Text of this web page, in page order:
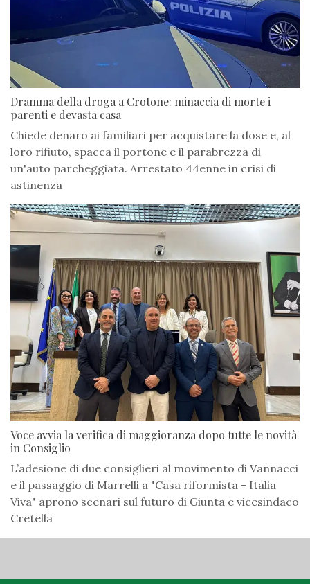
Dramma della droga a Crotone: minaccia di morte i
parenti e devasta casa
Chiede denaro ai familiari per acquistare la dose e, al
loro rifiuto, spacca il portone e il parabrezza di
un'auto parcheggiata. Arrestato 44enne in crisi di
astinenza
Voce avvia la verifica di maggioranza dopo tutte le novità
in Consiglio
L’adesione di due consiglieri al movimento di Vannacci
e il passaggio di Marrelli a "Casa riformista - Italia
Viva" aprono scenari sul futuro di Giunta e vicesindaco
Cretella